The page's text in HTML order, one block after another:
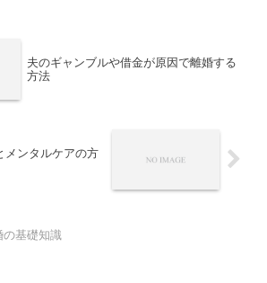
夫のギャンブルや借金が原因で離婚する
方法
メンタルケアの方
の基礎知識